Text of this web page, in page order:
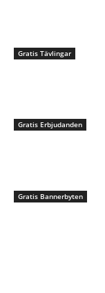
Gratis Tävlingar
Gratis Erbjudanden
Gratis Bannerbyten